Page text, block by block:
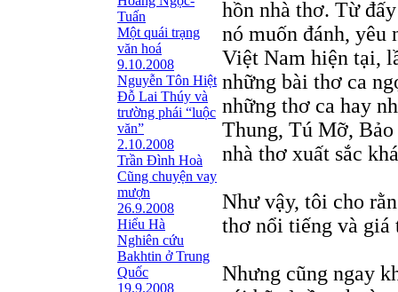
Tuấn
Một quái trạng
văn hoá
9.10.2008
Nguyễn Tôn Hiệt
Đỗ Lai Thúy và
trường phái “luộc
văn”
2.10.2008
Trần Đình Hoà
Cũng chuyện vay
mượn
26.9.2008
Hiểu Hà
Nghiên cứu
Bakhtin ở Trung
Quốc
19.9.2008
hồn nhà thơ. Từ
nó muốn đánh, yêu
Việt Nam hiện tại,
những bài thơ ca
những thơ ca hay
Thung, Tú Mỡ,
nhà thơ xuất sắc
Như vậy, tôi cho
thơ nổi tiếng và giá
Nhưng cũng ngay